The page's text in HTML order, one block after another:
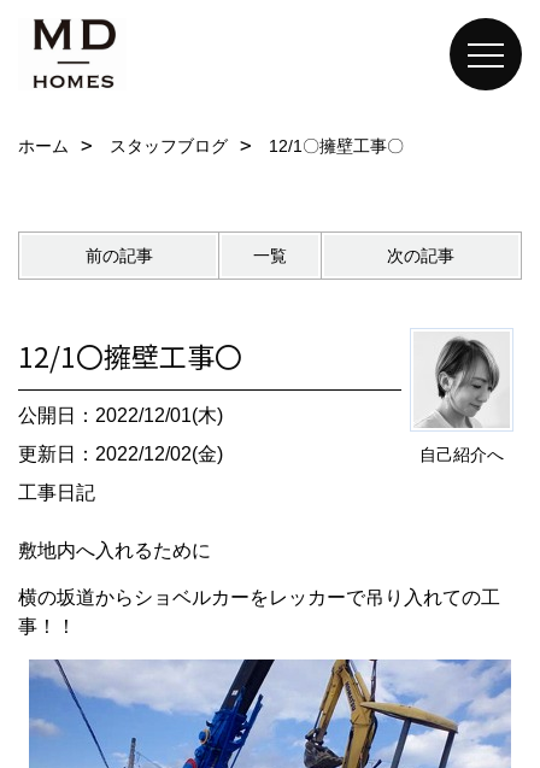
ホーム スタッフブログ 12/1〇擁壁工事〇
前の記事 一覧 次の記事
自己紹介へ
12/1〇擁壁工事〇
公開日：2022/12/01(木)
更新日：2022/12/02(金)
工事日記
敷地内へ入れるために
横の坂道からショベルカーをレッカーで吊り入れての工
事！！